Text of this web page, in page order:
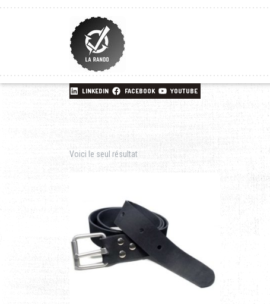
LINKEDIN FACEBOOK YOUTUBE
Voici le seul résultat